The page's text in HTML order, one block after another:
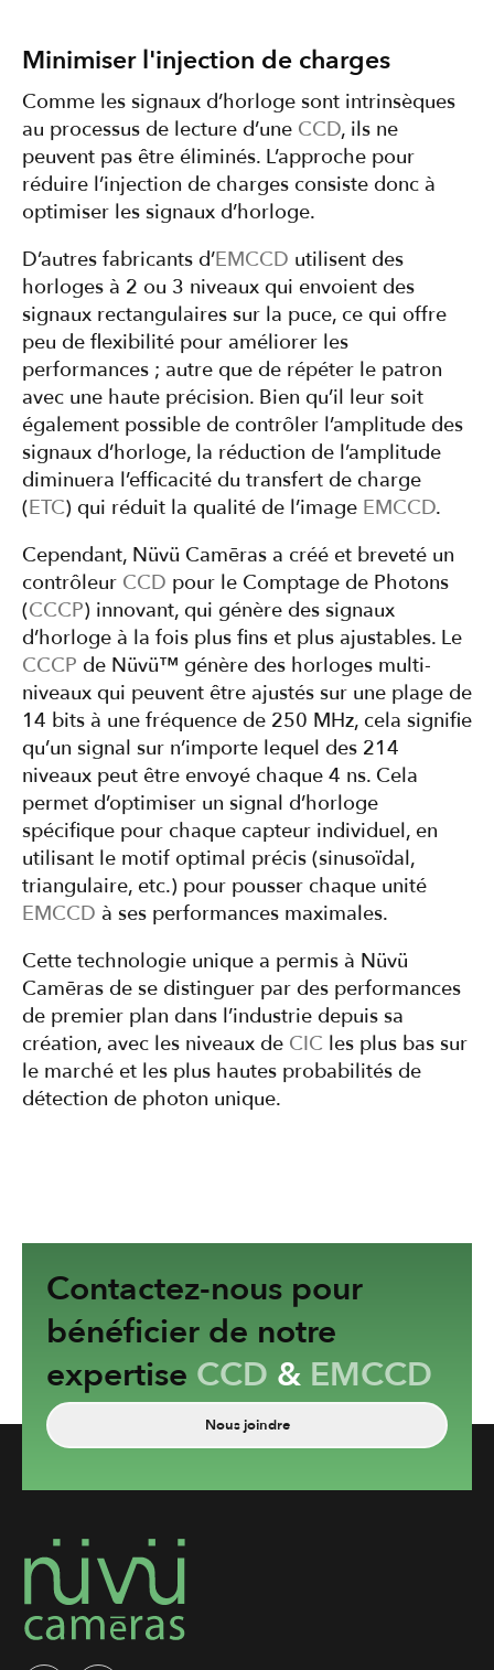
Minimiser l'injection de charges
Comme les signaux d’horloge sont intrinsèques
au processus de lecture d’une CCD, ils ne
peuvent pas être éliminés. L’approche pour
réduire l’injection de charges consiste donc à
optimiser les signaux d’horloge.
D’autres fabricants d’EMCCD utilisent des
horloges à 2 ou 3 niveaux qui envoient des
signaux rectangulaires sur la puce, ce qui offre
peu de flexibilité pour améliorer les
performances ; autre que de répéter le patron
avec une haute précision. Bien qu’il leur soit
également possible de contrôler l’amplitude des
signaux d’horloge, la réduction de l’amplitude
diminuera l’efficacité du transfert de charge
(ETC) qui réduit la qualité de l’image EMCCD.
Cependant, Nüvü Camēras a créé et breveté un
contrôleur CCD pour le Comptage de Photons
(CCCP) innovant, qui génère des signaux
d’horloge à la fois plus fins et plus ajustables. Le
CCCP de Nüvü™ génère des horloges multi-
niveaux qui peuvent être ajustés sur une plage de
14 bits à une fréquence de 250 MHz, cela signifie
qu’un signal sur n’importe lequel des 214
niveaux peut être envoyé chaque 4 ns. Cela
permet d’optimiser un signal d’horloge
spécifique pour chaque capteur individuel, en
utilisant le motif optimal précis (sinusoïdal,
triangulaire, etc.) pour pousser chaque unité
EMCCD à ses performances maximales.
Cette technologie unique a permis à Nüvü
Camēras de se distinguer par des performances
de premier plan dans l’industrie depuis sa
création, avec les niveaux de CIC les plus bas sur
le marché et les plus hautes probabilités de
détection de photon unique.
Contactez-nous pour
bénéficier de notre
expertise CCD & EMCCD
Nous joindre